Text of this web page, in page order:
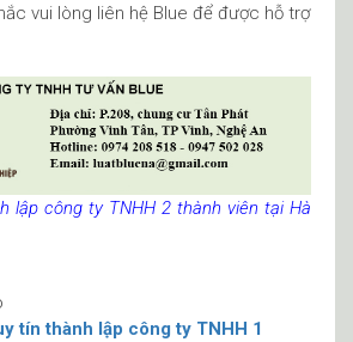
vui lòng liên hệ Blue để được hỗ trợ
công ty TNHH 2 thành viên tại Hà
tín thành lập công ty TNHH 1